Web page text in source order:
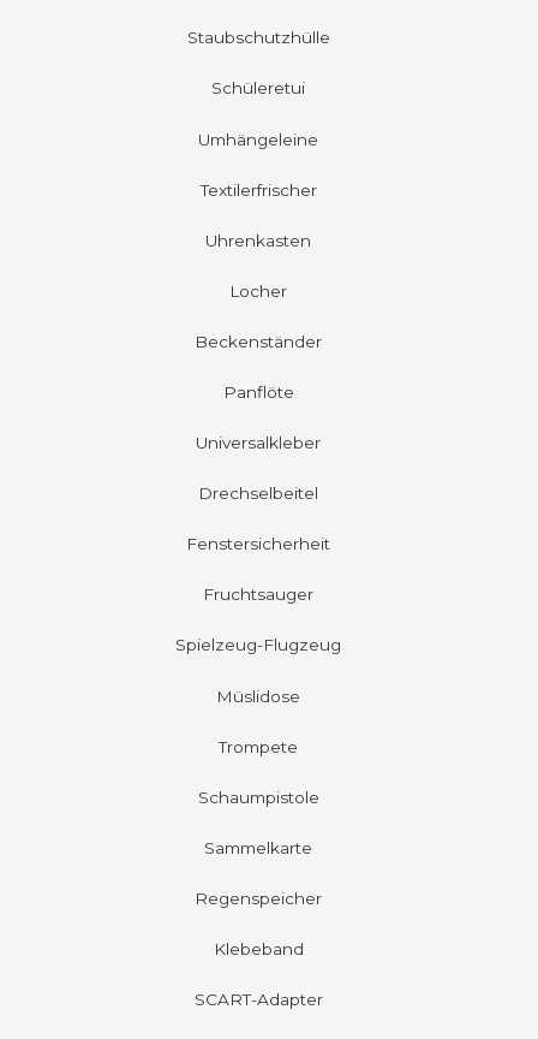
Staubschutzhülle
Schüleretui
Umhängeleine
Textilerfrischer
Uhrenkasten
Locher
Beckenständer
Panflöte
Universalkleber
Drechselbeitel
Fenstersicherheit
Fruchtsauger
Spielzeug-Flugzeug
Müslidose
Trompete
Schaumpistole
Sammelkarte
Regenspeicher
Klebeband
SCART-Adapter